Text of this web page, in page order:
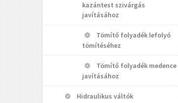
kazántest szivárgás
javításához
Tömítő folyadék lefolyó
tömítéséhez
Tömítő folyadék medence
javításához
Hidraulikus váltók